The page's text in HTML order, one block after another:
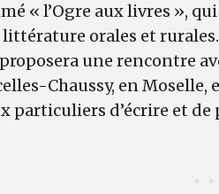
« l’Ogre aux livres »,
orales et rurales.
une rencontre
Chaussy, en
particuliers d’écrire et